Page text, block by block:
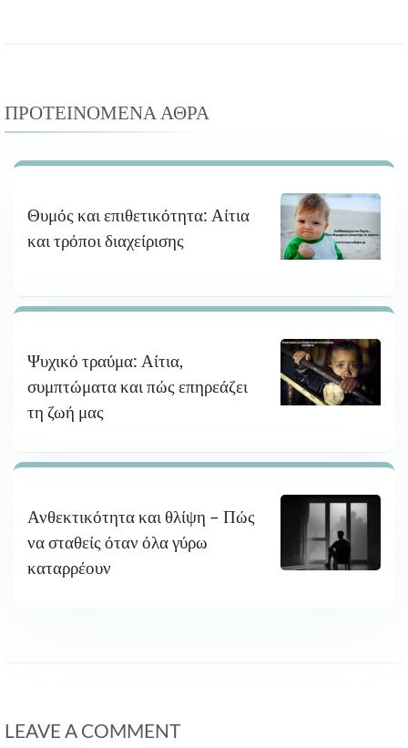
ΠΡΟΤΕΙΝΌΜΕΝΑ ΆΘΡΑ
Θυμός και επιθετικότητα: Αίτια
και τρόποι διαχείρισης
Ψυχικό τραύμα: Αίτια,
συμπτώματα και πώς επηρεάζει
τη ζωή μας
Ανθεκτικότητα και θλίψη – Πώς
να σταθείς όταν όλα γύρω
καταρρέουν
LEAVE A COMMENT